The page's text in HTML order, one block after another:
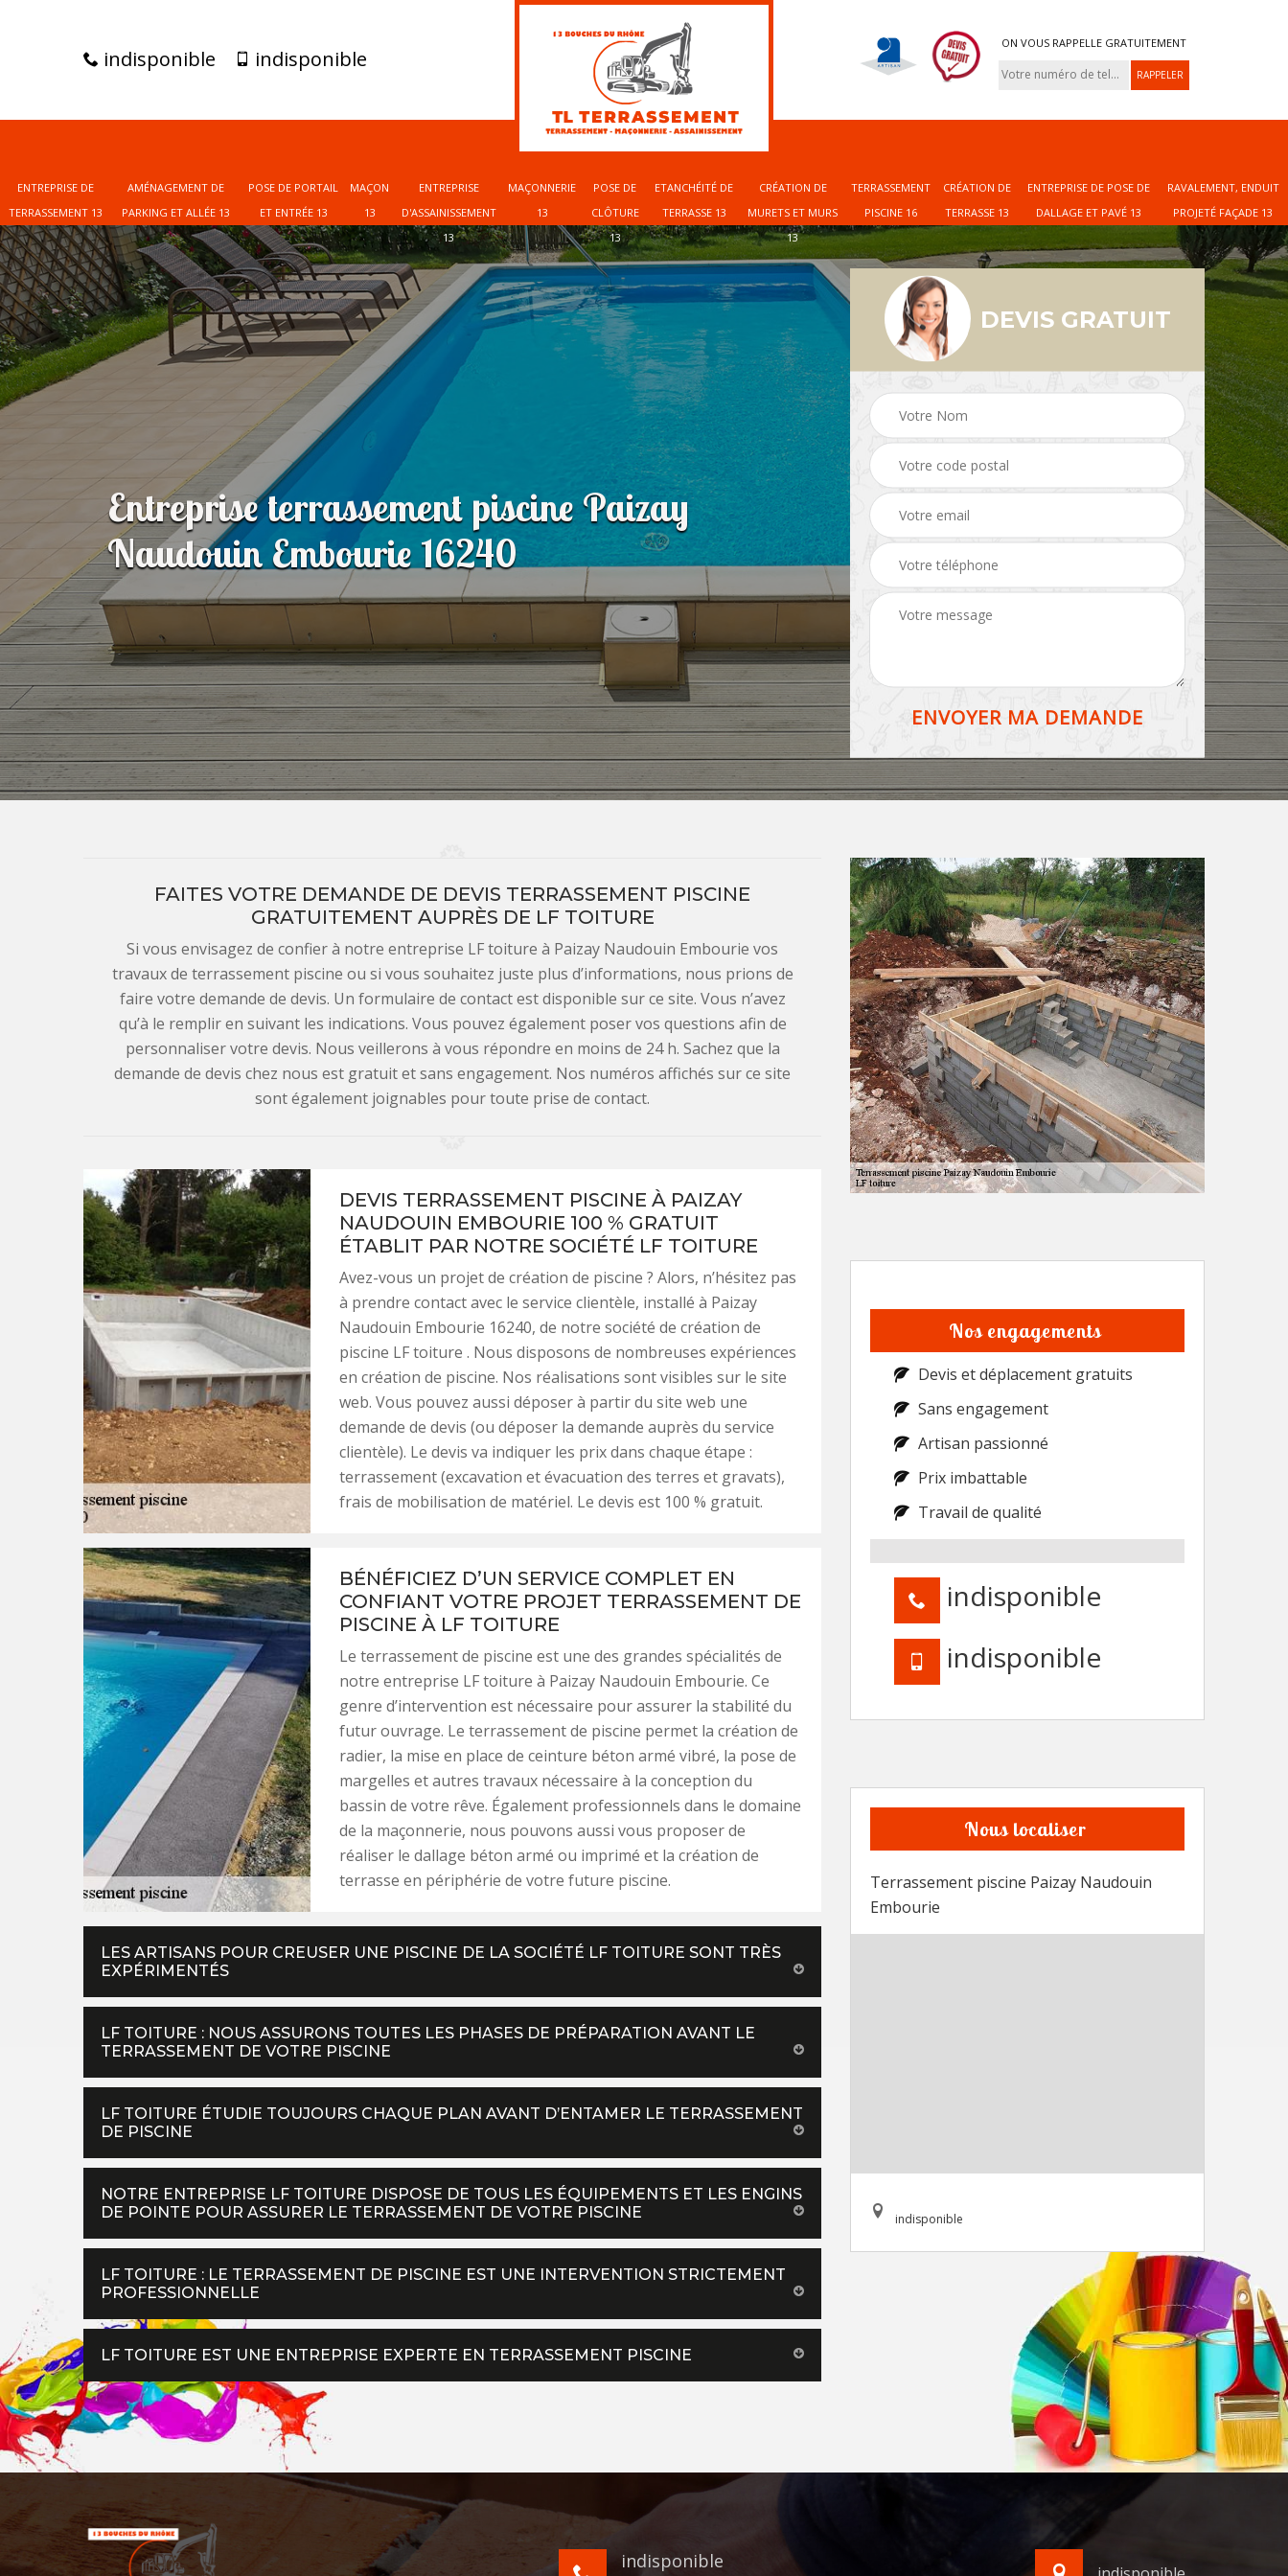
indisponible indisponible
ON VOUS RAPPELLE GRATUITEMENT
ENTREPRISE DE
TERRASSEMENT 13
AMÉNAGEMENT DE
PARKING ET ALLÉE 13
POSE DE PORTAIL
ET ENTRÉE 13
MAÇON
13
ENTREPRISE
D'ASSAINISSEMENT
13
MAÇONNERIE
13
POSE DE
CLÔTURE
13
ETANCHÉITÉ DE
TERRASSE 13
CRÉATION DE
MURETS ET MURS
13
TERRASSEMENT
PISCINE 16
CRÉATION DE
TERRASSE 13
ENTREPRISE DE POSE DE
DALLAGE ET PAVÉ 13
RAVALEMENT, ENDUIT
PROJETÉ FAÇADE 13
Entreprise terrassement piscine Paizay
Naudouin Embourie 16240
DEVIS GRATUIT
FAITES VOTRE DEMANDE DE DEVIS TERRASSEMENT PISCINE
GRATUITEMENT AUPRÈS DE LF TOITURE
Si vous envisagez de confier à notre entreprise LF toiture à Paizay Naudouin Embourie vos
travaux de terrassement piscine ou si vous souhaitez juste plus d’informations, nous prions de
faire votre demande de devis. Un formulaire de contact est disponible sur ce site. Vous n’avez
qu’à le remplir en suivant les indications. Vous pouvez également poser vos questions afin de
personnaliser votre devis. Nous veillerons à vous répondre en moins de 24 h. Sachez que la
demande de devis chez nous est gratuit et sans engagement. Nos numéros affichés sur ce site
sont également joignables pour toute prise de contact.
DEVIS TERRASSEMENT PISCINE À PAIZAY
NAUDOUIN EMBOURIE 100 % GRATUIT
ÉTABLIT PAR NOTRE SOCIÉTÉ LF TOITURE
Avez-vous un projet de création de piscine ? Alors, n’hésitez pas
à prendre contact avec le service clientèle, installé à Paizay
Naudouin Embourie 16240, de notre société de création de
piscine LF toiture . Nous disposons de nombreuses expériences
en création de piscine. Nos réalisations sont visibles sur le site
web. Vous pouvez aussi déposer à partir du site web une
demande de devis (ou déposer la demande auprès du service
clientèle). Le devis va indiquer les prix dans chaque étape :
terrassement (excavation et évacuation des terres et gravats),
frais de mobilisation de matériel. Le devis est 100 % gratuit.
BÉNÉFICIEZ D’UN SERVICE COMPLET EN
CONFIANT VOTRE PROJET TERRASSEMENT DE
PISCINE À LF TOITURE
Le terrassement de piscine est une des grandes spécialités de
notre entreprise LF toiture à Paizay Naudouin Embourie. Ce
genre d’intervention est nécessaire pour assurer la stabilité du
futur ouvrage. Le terrassement de piscine permet la création de
radier, la mise en place de ceinture béton armé vibré, la pose de
margelles et autres travaux nécessaire à la conception du
bassin de votre rêve. Également professionnels dans le domaine
de la maçonnerie, nous pouvons aussi vous proposer de
réaliser le dallage béton armé ou imprimé et la création de
terrasse en périphérie de votre future piscine.
LES ARTISANS POUR CREUSER UNE PISCINE DE LA SOCIÉTÉ LF TOITURE SONT TRÈS
EXPÉRIMENTÉS
LF TOITURE : NOUS ASSURONS TOUTES LES PHASES DE PRÉPARATION AVANT LE
TERRASSEMENT DE VOTRE PISCINE
LF TOITURE ÉTUDIE TOUJOURS CHAQUE PLAN AVANT D’ENTAMER LE TERRASSEMENT
DE PISCINE
NOTRE ENTREPRISE LF TOITURE DISPOSE DE TOUS LES ÉQUIPEMENTS ET LES ENGINS
DE POINTE POUR ASSURER LE TERRASSEMENT DE VOTRE PISCINE
LF TOITURE : LE TERRASSEMENT DE PISCINE EST UNE INTERVENTION STRICTEMENT
PROFESSIONNELLE
LF TOITURE EST UNE ENTREPRISE EXPERTE EN TERRASSEMENT PISCINE
Nos engagements
Devis et déplacement gratuits
Sans engagement
Artisan passionné
Prix imbattable
Travail de qualité
indisponible
indisponible
Nous localiser
Terrassement piscine Paizay Naudouin
Embourie
indisponible
indisponible